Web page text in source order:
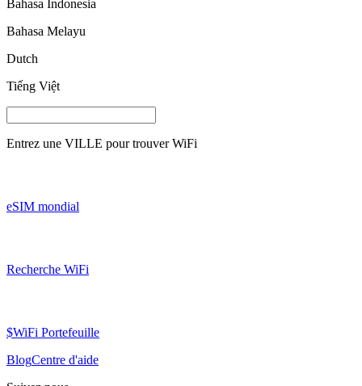
Bahasa Indonesia
Bahasa Melayu
Dutch
Tiếng Việt
Entrez une VILLE pour trouver WiFi
eSIM mondial
Recherche WiFi
$WiFi Portefeuille
BlogCentre d'aide